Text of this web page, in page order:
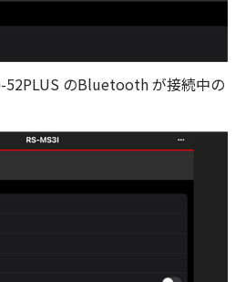
52PLUS のBluetooth が接続中の